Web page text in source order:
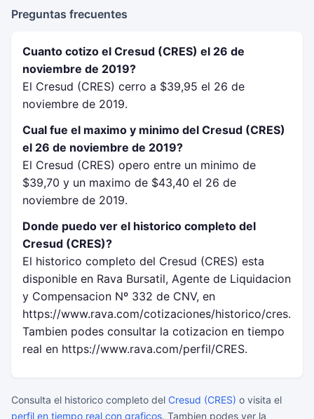
Preguntas frecuentes
Cuanto cotizo el Cresud (CRES) el 26 de
noviembre de 2019?
El Cresud (CRES) cerro a $39,95 el 26 de
noviembre de 2019.
Cual fue el maximo y minimo del Cresud (CRES)
el 26 de noviembre de 2019?
El Cresud (CRES) opero entre un minimo de
$39,70 y un maximo de $43,40 el 26 de
noviembre de 2019.
Donde puedo ver el historico completo del
Cresud (CRES)?
El historico completo del Cresud (CRES) esta
disponible en Rava Bursatil, Agente de Liquidacion
y Compensacion Nº 332 de CNV, en
https://www.rava.com/cotizaciones/historico/cres.
Tambien podes consultar la cotizacion en tiempo
real en https://www.rava.com/perfil/CRES.
Consulta el historico completo del Cresud (CRES) o visita el
perfil en tiempo real con graficos. Tambien podes ver la